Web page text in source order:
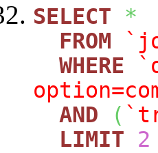
SELECT
*
FROM
WHERE
AND
(
LIMIT
2